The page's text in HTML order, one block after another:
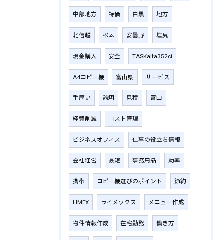
中部地方 特価 白黒 地方
北信越 松本 安曇野 塩尻
現金購入 安全 TASKalfa352ci
A4コピー機 富山県 サービス
手厚い 説明 見積 富山
経費削減 コスト管理
ビジネスオフィス 仕事の役立ち情報
会社経営 最短 事務用品 効率
携帯 コピー機選びのポイント 節約
LIMEX ライメックス メニュー作成
物件情報作成 在宅勤務 働き方